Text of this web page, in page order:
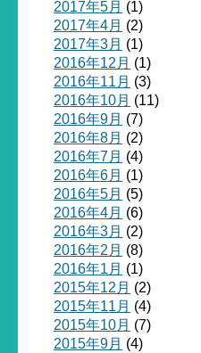
2017年5月 (1)
2017年4月 (2)
2017年3月 (1)
2016年12月 (1)
2016年11月 (3)
2016年10月 (11)
2016年9月 (7)
2016年8月 (2)
2016年7月 (4)
2016年6月 (1)
2016年5月 (5)
2016年4月 (6)
2016年3月 (2)
2016年2月 (8)
2016年1月 (1)
2015年12月 (2)
2015年11月 (4)
2015年10月 (7)
2015年9月 (4)